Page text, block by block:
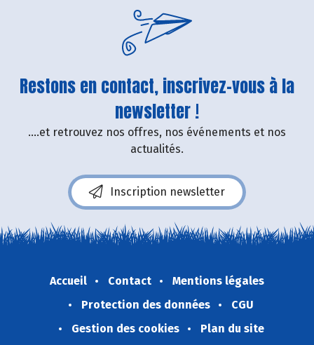
Restons en contact, inscrivez-vous à la
newsletter !
....et retrouvez nos offres, nos événements et nos
actualités.
Inscription newsletter
Accueil Contact
Mentions légales
Protection des données
CGU
Gestion des cookies
Plan du site